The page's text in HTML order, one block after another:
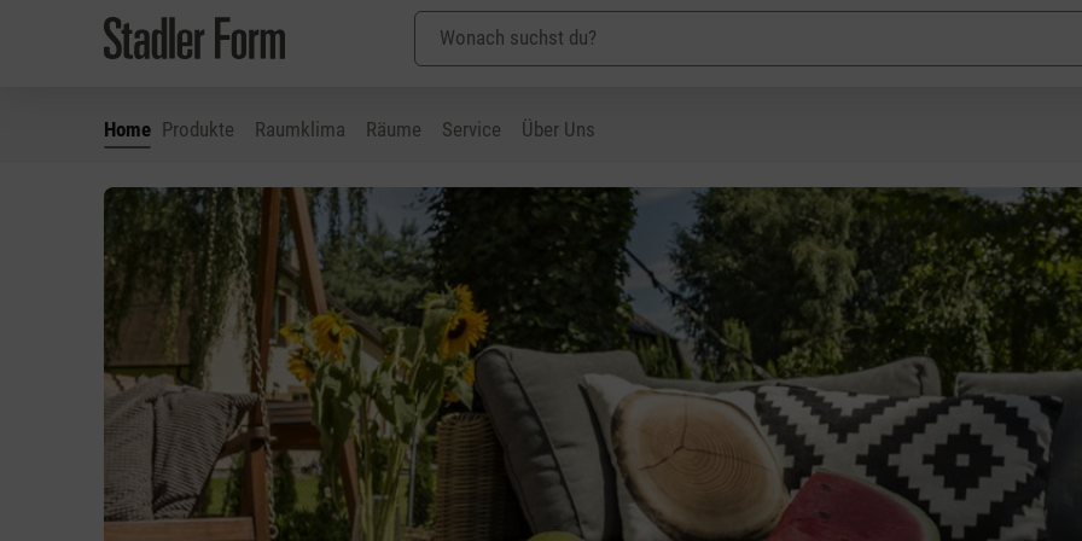
Hauptinhalt springen
Zur Suche springen
Zur Hauptnavigation springen
Home Produkte Raumklima Räume Service Über Uns